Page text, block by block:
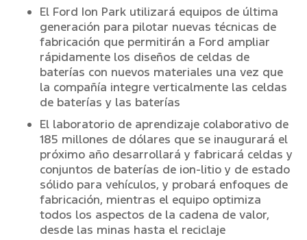
El Ford Ion Park utilizará equipos de última
generación para pilotar nuevas técnicas de
fabricación que permitirán a Ford ampliar
rápidamente los diseños de celdas de
baterías con nuevos materiales una vez que
la compañía integre verticalmente las celdas
de baterías y las baterías
El laboratorio de aprendizaje colaborativo de
185 millones de dólares que se inaugurará el
próximo año desarrollará y fabricará celdas y
conjuntos de baterías de ion-litio y de estado
sólido para vehículos, y probará enfoques de
fabricación, mientras el equipo optimiza
todos los aspectos de la cadena de valor,
desde las minas hasta el reciclaje